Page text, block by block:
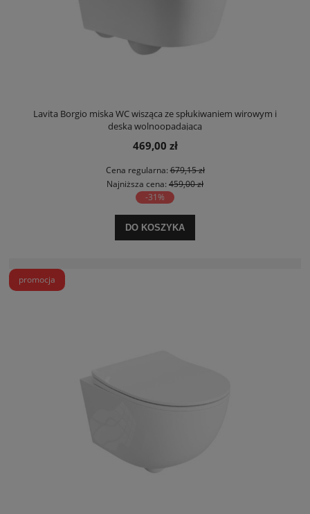
Lavita Borgio miska WC wisząca ze spłukiwaniem wirowym i
deską wolnoopadającą
469,00 zł
Cena regularna:679,15 zł
Najniższa cena: 459,00 zł
-31%
DO KOSZYKA
promocja